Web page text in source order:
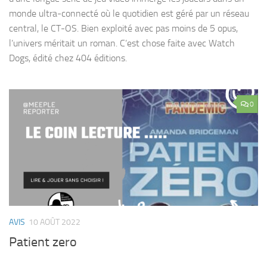
monde ultra-connecté où le quotidien est géré par un réseau
central, le CT-OS. Bien exploité avec pas moins de 5 opus,
l’univers méritait un roman. C’est chose faite avec Watch
Dogs, édité chez 404 éditions.
0
AVIS 10 AOÛT 2022
Patient zero